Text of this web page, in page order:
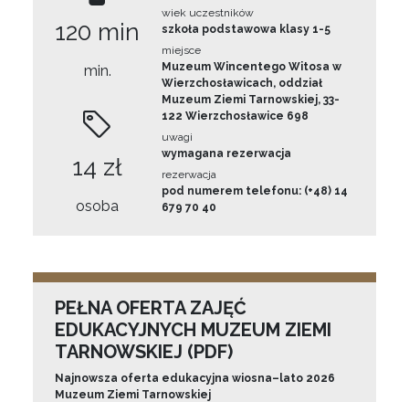
120 min
min.
14 zł
osoba
wiek uczestników
szkoła podstawowa klasy 1-5
miejsce
Muzeum Wincentego Witosa w
Wierzchosławicach, oddział
Muzeum Ziemi Tarnowskiej, 33-
122 Wierzchosławice 698
uwagi
wymagana rezerwacja
rezerwacja
pod numerem telefonu: (+48) 14
679 70 40
PEŁNA OFERTA ZAJĘĆ
EDUKACYJNYCH MUZEUM ZIEMI
TARNOWSKIEJ (PDF)
Najnowsza oferta edukacyjna wiosna–lato 2026
Muzeum Ziemi Tarnowskiej